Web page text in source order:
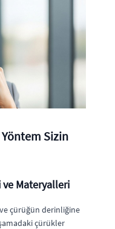
Sizin
ve Materyalleri
çürüğün derinliğine
çürükler